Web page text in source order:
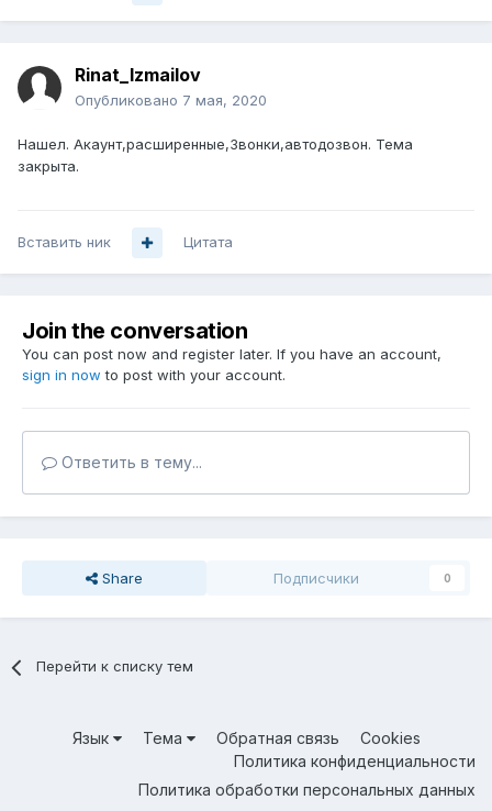
Rinat_Izmailov
Опубликовано 7 мая, 2020
Нашел. Акаунт,расширенные,Звонки,автодозвон. Тема
закрыта.
Вставить ник Цитата
Join the conversation
You can post now and register later. If you have an account,
sign in now to post with your account.
Ответить в тему...
Share Подписчики 0
Перейти к списку тем
Язык Тема Обратная связь
Cookies
Политика конфиденциальности
Политика обработки персональных данных